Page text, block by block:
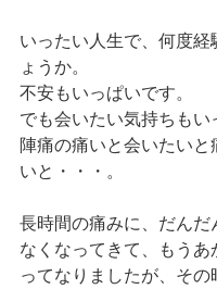
いったい人生で、何度経
ょうか。
不安もいっぱいです。
でも会いたい気持ちもい
陣痛の痛いと会いたいと
いと・・・。
長時間の痛みに、だんだ
なくなってきて、もうあ
ってなりましたが、その